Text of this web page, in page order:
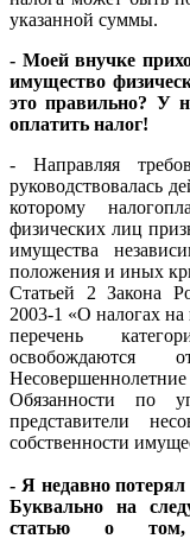
указанной суммы.
- Моей внучке
имущество
это правильно? У
оплатить налог!
- Направляя
руководствовалась
которому
физических лиц
имущества
положения и иных
Статьей 2 Закона
2003-1 «О налогах
перечень
освобождаются
Несовершеннолетние
Обязанности по
представители
собственности
- Я недавно потерял
Буквально на
статью о том,